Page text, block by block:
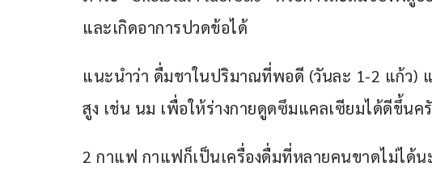
และเกิดอาการปวดข้อได้
แนะนำว่า ดื่มชาในปริมาณที่พอดี (วันละ 1-2 แก้ว)
สูง เช่น นม เพื่อให้ร่างกายดูดซึมแคลเซียมได้ดีขึ้นค
2 กาแฟ กาแฟก็เป็นเครื่องดื่มที่หลายคนขาดไม่ได้น